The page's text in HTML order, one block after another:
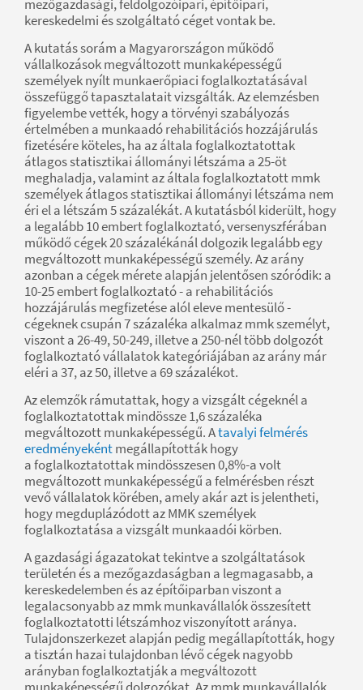
mezőgazdasági, feldolgozóipari, építőipari,
kereskedelmi és szolgáltató céget vontak be.
A kutatás sorám a Magyarországon működő
vállalkozások megváltozott munkaképességű
személyek nyílt munkaerőpiaci foglalkoztatásával
összefüggő tapasztalatait vizsgálták. Az elemzésben
figyelembe vették, hogy a törvényi szabályozás
értelmében a munkaadó rehabilitációs hozzájárulás
fizetésére köteles, ha az általa foglalkoztatottak
átlagos statisztikai állományi létszáma a 25-öt
meghaladja, valamint az általa foglalkoztatott mmk
személyek átlagos statisztikai állományi létszáma nem
éri el a létszám 5 százalékát. A kutatásból kiderült, hogy
a legalább 10 embert foglalkoztató, versenyszférában
működő cégek 20 százalékánál dolgozik legalább egy
megváltozott munkaképességű személy. Az arány
azonban a cégek mérete alapján jelentősen szóródik: a
10-25 embert foglalkoztató - a rehabilitációs
hozzájárulás megfizetése alól eleve mentesülő -
cégeknek csupán 7 százaléka alkalmaz mmk személyt,
viszont a 26-49, 50-249, illetve a 250-nél több dolgozót
foglalkoztató vállalatok kategóriájában az arány már
eléri a 37, az 50, illetve a 69 százalékot.
Az elemzők rámutattak, hogy a vizsgált cégeknél a
foglalkoztatottak mindössze 1,6 százaléka
megváltozott munkaképességű. Atavalyi felmérés
eredményekéntmegállapították hogy
a foglalkoztatottak mindösszesen 0,8%-a volt
megváltozott munkaképességű a felmérésben részt
vevő vállalatok körében, amely akár azt is jelentheti,
hogy megduplázódott az MMK személyek
foglalkoztatása a vizsgált munkaadói körben.
A gazdasági ágazatokat tekintve a szolgáltatások
területén és a mezőgazdaságban a legmagasabb, a
kereskedelemben és az építőiparban viszont a
legalacsonyabb az mmk munkavállalók összesített
foglalkoztatotti létszámhoz viszonyított aránya.
Tulajdonszerkezet alapján pedig megállapították, hogy
a tisztán hazai tulajdonban lévő cégek nagyobb
arányban foglalkoztatják a megváltozott